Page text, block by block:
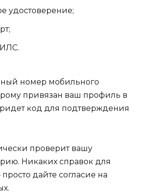
удостоверение;
номер мобильного
привязан ваш профиль в
код для подтверждения
проверит вашу
Никаких справок для
дайте согласие на